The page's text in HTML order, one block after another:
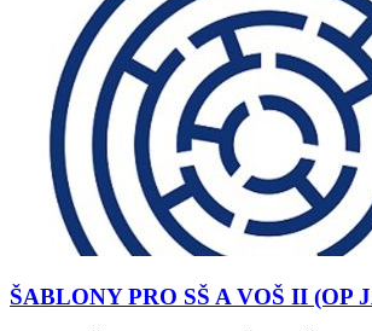
ŠABLONY PRO SŠ A VOŠ II (OP